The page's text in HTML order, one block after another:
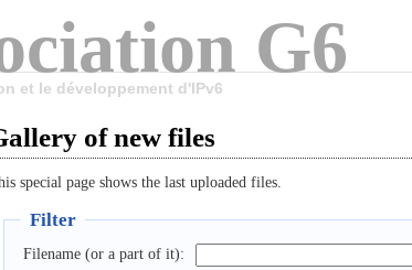
G6
et le développement d'IPv6
of new files
special page shows the last uploaded files.
Filter
Filename (or a part of it):